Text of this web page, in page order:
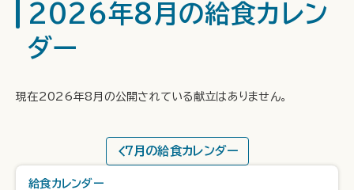
2026年8月の給食カレン
ダー
現在2026年8月の公開されている献立はありません。
7月の給食カレンダー
給食カレンダー